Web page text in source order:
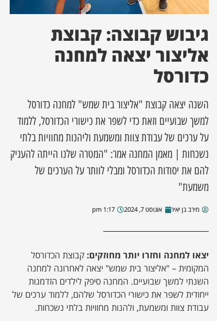
השבוע
מקומית
עסקים
גיבוש קבוצה: קבוצת
אליצור יצאה למחנה
כדורסל
השנה יצאה קבוצת "אליצור בית שמש" למחנה כדורסל
למשך שבועיים וזאת כדי לשפר את כישורי הכדורסל, ללמוד
על ערכים של עבודת צוות ומשמעת וליהנות מחוויות בלתי
נשכחות | מאמן המחנה אמר: "המטרה שלנו הייתה להעניק
להם את יסודות הכדורסל ומבלי לוותר על הערכים של
משמעת"
מירב בן יאיר אוגוסט 7, 2024 1:17 pm
יצאו למחנה וחזרו יותר מחוזקים: קבוצת הכדורסל
המקומית – "אליצור בית שמש" יצאה לאחרונה למחנה
השנתי למשך שבועיים. המחנה סיפק לילדים הזדמנות
ייחודית לשפר את כישורי הכדורסל שלהם, ללמוד ערכים של
עבודת צוות ומשמעת, ולהנות מחוויות בלתי נשכחות.